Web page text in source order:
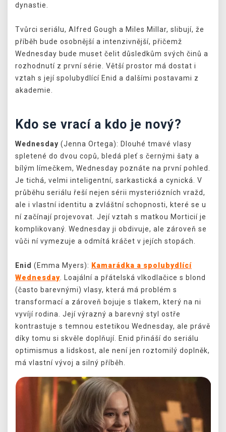
dynastie.
Tvůrci seriálu, Alfred Gough a Miles Millar, slibují, že
příběh bude osobnější a intenzivnější, přičemž
Wednesday bude muset čelit důsledkům svých činů a
rozhodnutí z první série. Větší prostor má dostat i
vztah s její spolubydlící Enid a dalšími postavami z
akademie.
Kdo se vrací a kdo je nový?
Wednesday (Jenna Ortega): Dlouhé tmavé vlasy
spletené do dvou copů, bledá pleť s černými šaty a
bílým límečkem, Wednesday poznáte na první pohled.
Je tichá, velmi inteligentní, sarkastická a cynická. V
průběhu seriálu řeší nejen sérii mysteriózních vražd,
ale i vlastní identitu a zvláštní schopnosti, které se u
ní začínají projevovat. Její vztah s matkou Morticií je
komplikovaný. Wednesday ji obdivuje, ale zároveň se
vůči ní vymezuje a odmítá kráčet v jejích stopách.
Enid (Emma Myers): Kamarádka a spolubydlící
Wednesday . Loajální a přátelská vlkodlačice s blond
(často barevnými) vlasy, která má problém s
transformací a zároveň bojuje s tlakem, který na ni
vyvíjí rodina. Její výrazný a barevný styl ostře
kontrastuje s temnou estetikou Wednesday, ale právě
díky tomu si skvěle doplňují. Enid přináší do seriálu
optimismus a lidskost, ale není jen roztomilý doplněk,
má vlastní vývoj a silný příběh.